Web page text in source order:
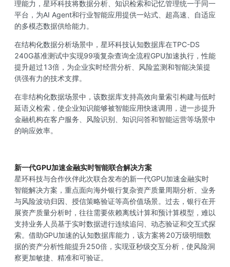
理能力，星环科技将数据分析、知识检索和记忆管理统一于同一
平台，为AI Agent和行业智能应用提供一站式、超高速、自适应
的多模态数据供给能力。
在结构化数据分析场景中，星环科技认知数据库在TPC-DS
240G基准测试中实现99项复杂查询全流程GPU加速执行，性能
提升超过13倍，为企业实时经营分析、风险监测和智能决策提
供强有力的技术支撑。
在非结构化数据场景中，该数据库支持高效向量索引构建与低时
延语义检索，使企业知识能够被智能应用快速调用，进一步提升
金融机构在客户服务、风险识别、知识问答和智能运营等场景中
的响应效率。
新一代GPU加速金融实时智能联合解决方案
星环科技与合作伙伴此次联合发布的新一代GPU加速金融实时
智能解决方案，重点面向海外银行复杂资产质量周期分析、业务
与风险波动归因、授信策略验证等高价值场景。过去，银行在开
展资产质量分析时，往往需要依赖离线计算和预计算模型，难以
支持业务人员基于实时数据进行连续追问、动态验证和交互式探
索。借助GPU加速的认知数据库能力，该方案将20万级明细数
据的资产分析性能提升250倍，实现亚秒级交互分析，使风险洞
察更加敏捷、精准和可验证。